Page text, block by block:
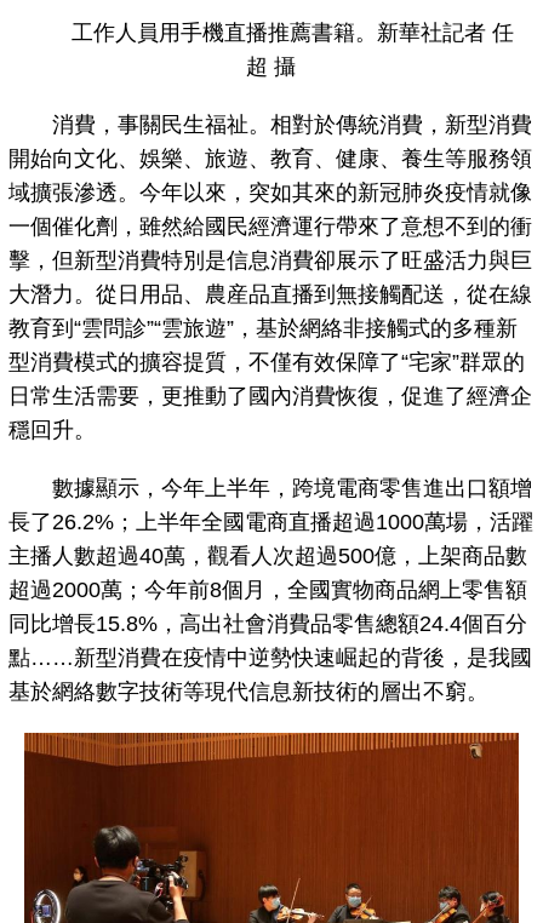
工作人員用手機直播推薦書籍。新華社記者 任
超 攝
消費，事關民生福祉。相對於傳統消費，新型消費
開始向文化、娛樂、旅遊、教育、健康、養生等服務領
域擴張滲透。今年以來，突如其來的新冠肺炎疫情就像
一個催化劑，雖然給國民經濟運行帶來了意想不到的衝
擊，但新型消費特別是信息消費卻展示了旺盛活力與巨
大潛力。從日用品、農産品直播到無接觸配送，從在線
教育到“雲問診”“雲旅遊”，基於網絡非接觸式的多種新
型消費模式的擴容提質，不僅有效保障了“宅家”群眾的
日常生活需要，更推動了國內消費恢復，促進了經濟企
穩回升。
數據顯示，今年上半年，跨境電商零售進出口額增
長了26.2%；上半年全國電商直播超過1000萬場，活躍
主播人數超過40萬，觀看人次超過500億，上架商品數
超過2000萬；今年前8個月，全國實物商品網上零售額
同比增長15.8%，高出社會消費品零售總額24.4個百分
點……新型消費在疫情中逆勢快速崛起的背後，是我國
基於網絡數字技術等現代信息新技術的層出不窮。